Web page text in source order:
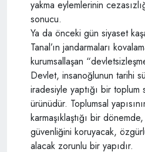
yakma eylemlerinin
sonucu.
Ya da önceki gün siyaset
Tanal’ın jandarmaları
kurumsallaşan
Devlet, insanoğlunun tarihi
iradesiyle yaptığı bir toplum
ürünüdür. Toplumsal
karmaşıklaştığı bir
güvenliğini koruyacak,
alacak zorunlu bir yapıdır.